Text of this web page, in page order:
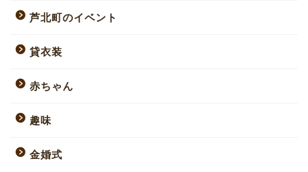
芦北町のイベント
貸衣装
赤ちゃん
趣味
金婚式